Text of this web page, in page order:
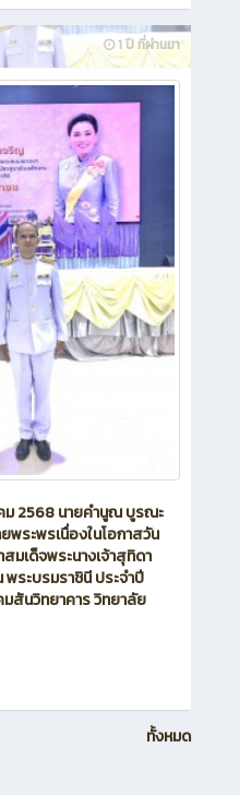
1 ปี ที่ผ่านมา
ม 2568 นายคำนูณ บูรณะ
พระพรเนื่องในโอกาสวัน
มเด็จพระนางเจ้าสุทิดา
ะบรมราชินี ประจำปี
สันวิทยาคาร วิทยาลัย
ทั้งหมด